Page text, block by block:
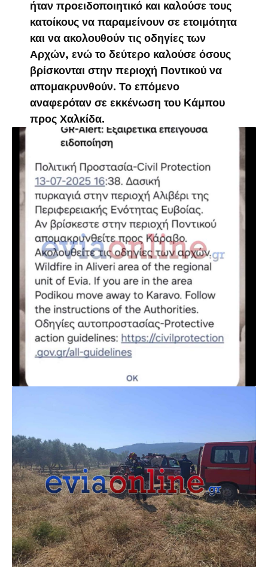
ήταν προειδοποιητικό και καλούσε τους
κατοίκους να παραμείνουν σε ετοιμότητα
και να ακολουθούν τις οδηγίες των
Αρχών, ενώ το δεύτερο καλούσε όσους
βρίσκονται στην περιοχή Ποντικού να
απομακρυνθούν. Το επόμενο
αναφερόταν σε εκκένωση του Κάμπου
προς Χαλκίδα.